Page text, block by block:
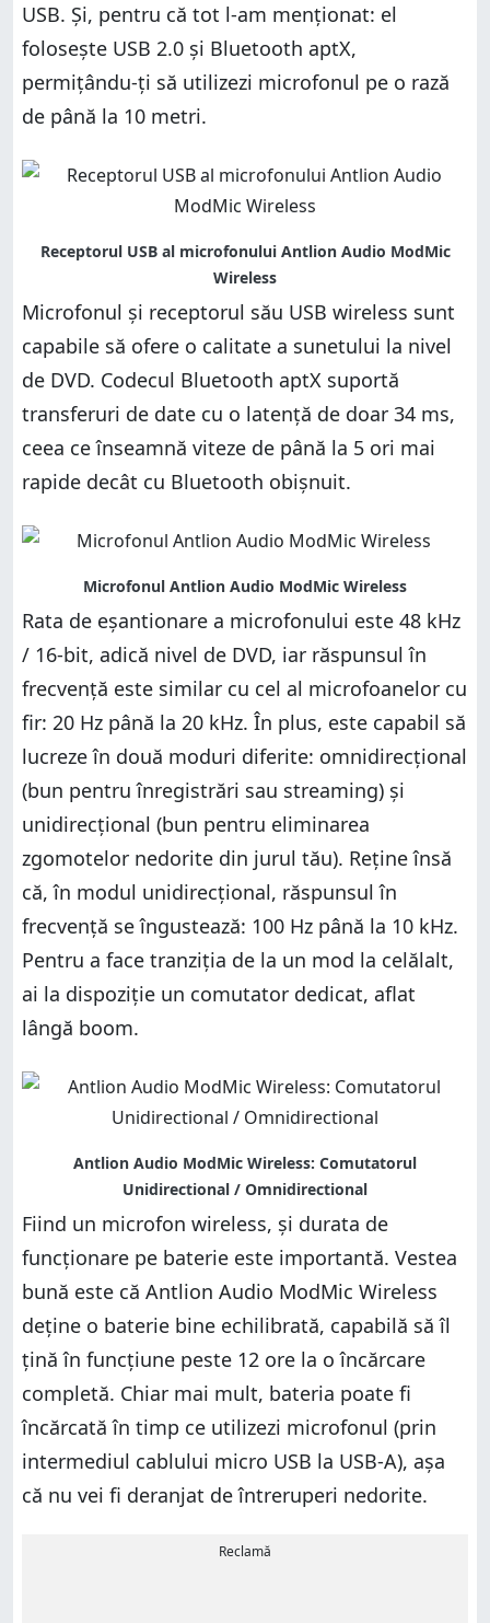
USB. Și, pentru că tot l-am menționat: el
folosește USB 2.0 și Bluetooth aptX,
permițându-ți să utilizezi microfonul pe o rază
de până la 10 metri.
Microfonul și receptorul său USB wireless sunt
capabile să ofere o calitate a sunetului la nivel
de DVD. Codecul Bluetooth aptX suportă
transferuri de date cu o latență de doar 34 ms,
ceea ce înseamnă viteze de până la 5 ori mai
rapide decât cu Bluetooth obișnuit.
Rata de eșantionare a microfonului este 48 kHz
/ 16-bit, adică nivel de DVD, iar răspunsul în
frecvență este similar cu cel al microfoanelor cu
fir: 20 Hz până la 20 kHz. În plus, este capabil să
lucreze în două moduri diferite: omnidirecțional
(bun pentru înregistrări sau streaming) și
unidirecțional (bun pentru eliminarea
zgomotelor nedorite din jurul tău). Reține însă
că, în modul unidirecțional, răspunsul în
frecvență se îngustează: 100 Hz până la 10 kHz.
Pentru a face tranziția de la un mod la celălalt,
ai la dispoziție un comutator dedicat, aflat
lângă boom.
Fiind un microfon wireless, și durata de
funcționare pe baterie este importantă. Vestea
bună este că Antlion Audio ModMic Wireless
deține o baterie bine echilibrată, capabilă să îl
țină în funcțiune peste 12 ore la o încărcare
completă. Chiar mai mult, bateria poate fi
încărcată în timp ce utilizezi microfonul (prin
intermediul cablului micro USB la USB-A), așa
că nu vei fi deranjat de întreruperi nedorite.
Reclamă